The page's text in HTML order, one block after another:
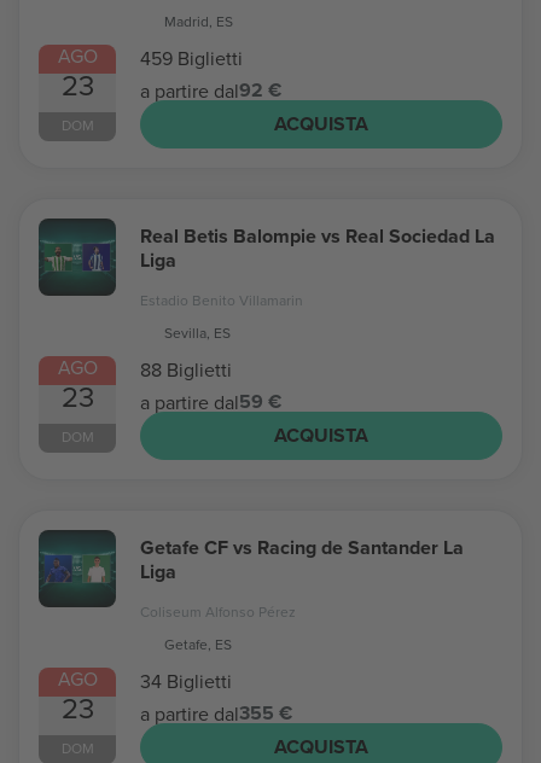
AGO
23
DOM
Madrid, ES
459 Biglietti
a partire dal92 €
ACQUISTA
AGO
23
DOM
Real Betis Balompie vs Real Sociedad La
Liga
Estadio Benito Villamarin
Sevilla, ES
88 Biglietti
a partire dal59 €
ACQUISTA
AGO
23
DOM
Getafe CF vs Racing de Santander La
Liga
Coliseum Alfonso Pérez
Getafe, ES
34 Biglietti
a partire dal355 €
ACQUISTA